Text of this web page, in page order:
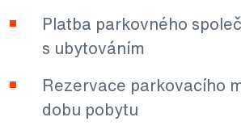
Platba parkovného
s ubytováním
Rezervace parkovacího
dobu pobytu